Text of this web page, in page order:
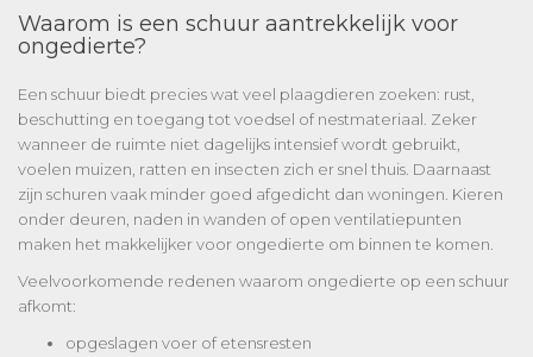
Waarom is een schuur aantrekkelijk voor
ongedierte?
Een schuur biedt precies wat veel plaagdieren zoeken: rust,
beschutting en toegang tot voedsel of nestmateriaal. Zeker
wanneer de ruimte niet dagelijks intensief wordt gebruikt,
voelen muizen, ratten en insecten zich er snel thuis. Daarnaast
zijn schuren vaak minder goed afgedicht dan woningen. Kieren
onder deuren, naden in wanden of open ventilatiepunten
maken het makkelijker voor ongedierte om binnen te komen.
Veelvoorkomende redenen waarom ongedierte op een schuur
afkomt:
opgeslagen voer of etensresten